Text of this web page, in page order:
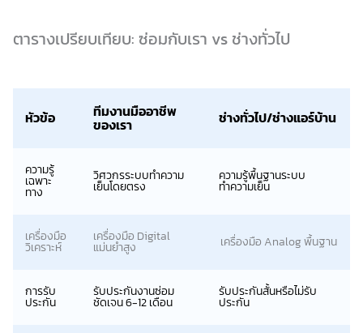
ตารางเปรียบเทียบ: ซ่อมกับเรา vs ช่างทั่วไป
หัวข้อ ทีมงานมืออาชีพ
ของเรา ช่างทั่วไป/ช่างแอร์บ้าน
ความรู้
เฉพาะ
ทาง
วิศวกรระบบทำความ
เย็นโดยตรง
ความรู้พื้นฐานระบบ
ทำความเย็น
เครื่องมือ
วิเคราะห์
เครื่องมือ Digital
แม่นยำสูง เครื่องมือ Analog พื้นฐาน
การรับ
ประกัน
รับประกันงานซ่อม
ชัดเจน 6-12 เดือน
รับประกันสั้นหรือไม่รับ
ประกัน